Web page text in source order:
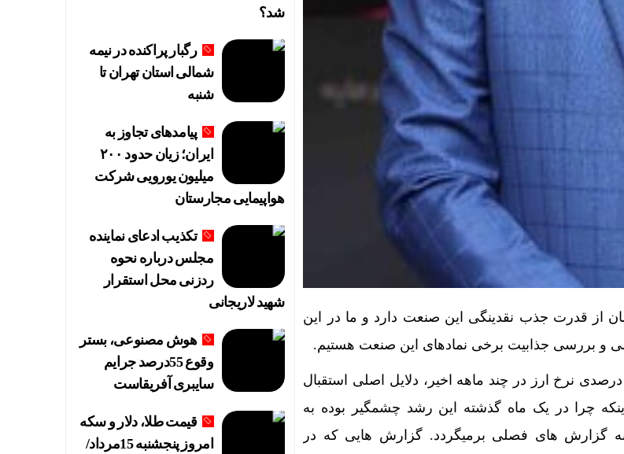
از قدرت جذب نقدینگی این صنعت دارد و ما در این
و بررسی جذابیت برخی نمادهای این صنعت هستیم.
افزایش ۵۰ درصدی قیمت املاک و رشد ۲۰ درصدی نرخ ارز در چند ماهه اخیر، دلایل اصلی استقبال
چرا در یک ماه گذشته این رشد چشمگیر بوده به
گزارش های فصلی برمیگردد. گزارش هایی که در
شد؟
رگبار پراکنده در نیمه
شمالی استان تهران تا
شنبه
پیامدهای تجاوز به
ایران؛ زیان حدود ۲۰۰
میلیون یورویی شرکت
هواپیمایی مجارستان
تکذیب ادعای نماینده
مجلس درباره نحوه
ردزنی محل استقرار
شهید لاریجانی
هوش مصنوعی، بستر
وقوع 55درصد جرایم
سایبری آفریقاست
قیمت طلا، دلار و سکه
امروز پنجشنبه 15مرداد/